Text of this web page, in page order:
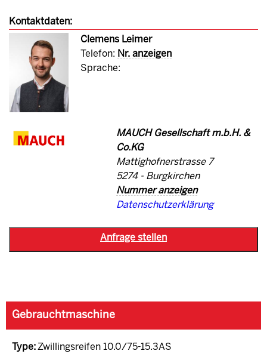
Kontaktdaten:
Clemens Leimer
Telefon: Nr. anzeigen
Sprache:
MAUCH Gesellschaft m.b.H. &
Co.KG
Mattighofnerstrasse 7
5274 - Burgkirchen
Nummer anzeigen
Datenschutzerklärung
Gebrauchtmaschine
Type: Zwillingsreifen 10.0/75-15.3AS